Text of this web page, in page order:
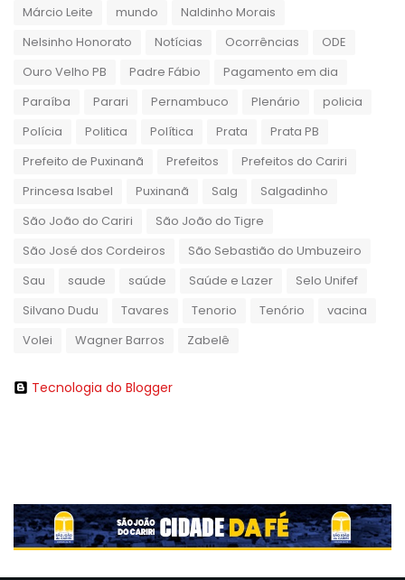
Márcio Leite
mundo
Naldinho Morais
Nelsinho Honorato
Notícias Ocorrências
ODE
Ouro Velho PB
Padre Fábio
Pagamento em dia
Paraíba
Parari Pernambuco Plenário
policia
Polícia
Politica Política Prata
Prata PB
Prefeito de Puxinanã
Prefeitos
Prefeitos do Cariri
Princesa Isabel
Puxinanã Salg
Salgadinho
São João do Cariri
São João do Tigre
São José dos Cordeiros
São Sebastião do Umbuzeiro
Sau
saude saúde Saúde e Lazer
Selo Unifef
Silvano Dudu
Tavares Tenorio Tenório
vacina
Volei
Wagner Barros Zabelê
Tecnologia do Blogger